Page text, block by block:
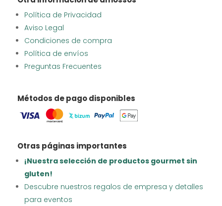
Política de Privacidad
Aviso Legal
Condiciones de compra
Política de envíos
Preguntas Frecuentes
Métodos de pago disponibles
Otras páginas importantes
¡Nuestra selección de productos gourmet sin
gluten!
Descubre nuestros regalos de empresa y detalles
para eventos